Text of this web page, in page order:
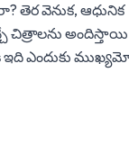
తెర వెనుక, ఆధునిక
చిత్రాలను
ఎందుకు